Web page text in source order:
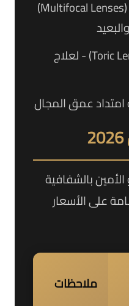
عدسات متعددة البؤر (Multifocal Lenses)
عدسات التوريك (Toric Lenses) - لعلاج
بالشفافية
على الأسعار
ملاحظات